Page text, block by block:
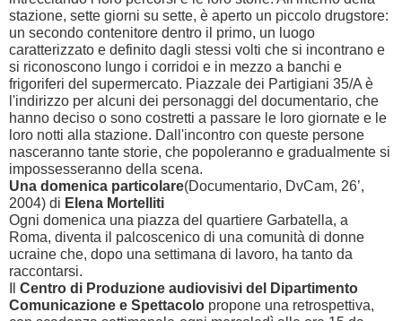
stazione, sette giorni su sette, è aperto un piccolo drugstore:
un secondo contenitore dentro il primo, un luogo
caratterizzato e definito dagli stessi volti che si incontrano e
si riconoscono lungo i corridoi e in mezzo a banchi e
frigoriferi del supermercato. Piazzale dei Partigiani 35/A è
l'indirizzo per alcuni dei personaggi del documentario, che
hanno deciso o sono costretti a passare le loro giornate e le
loro notti alla stazione. Dall'incontro con queste persone
nasceranno tante storie, che popoleranno e gradualmente si
impossesseranno della scena.
Una domenica particolare(Documentario, DvCam, 26’,
2004) di Elena Mortelliti
Ogni domenica una piazza del quartiere Garbatella, a
Roma, diventa il palcoscenico di una comunità di donne
ucraine che, dopo una settimana di lavoro, ha tanto da
raccontarsi.
Centro di Produzione audiovisivi del Dipartimento
Comunicazione e Spettacolo propone una retrospettiva,